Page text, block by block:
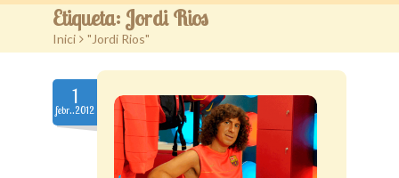
Inici
Notícies
TV
Entrevistes
Etiqueta: Jordi Rios
Inici > "Jordi Rios"
1
febr..2012